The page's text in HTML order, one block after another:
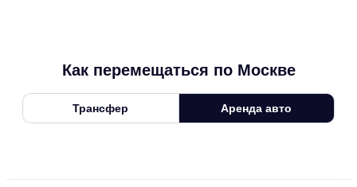
Как перемещаться по Москве
Трансфер Аренда авто